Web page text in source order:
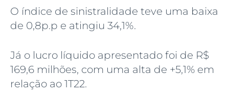
O índice de sinistralidade teve uma baixa
de 0,8p.p e atingiu 34,1%.
Já o lucro líquido apresentado foi de R$
169,6 milhões, com uma alta de +5,1% em
relação ao 1T22.